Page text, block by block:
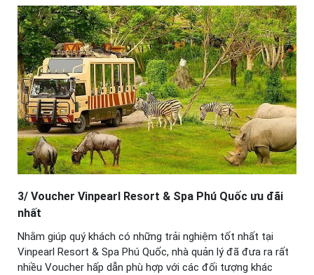
3/ Voucher Vinpearl Resort & Spa Phú Quốc ưu đãi
nhất
Nhằm giúp quý khách có những trải nghiệm tốt nhất tại
Vinpearl Resort & Spa Phú Quốc, nhà quản lý đã đưa ra rất
nhiều Voucher hấp dẫn phù hợp với các đối tượng khác